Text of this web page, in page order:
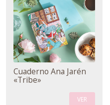
Cuaderno Ana Jarén
«Tribe»
VER